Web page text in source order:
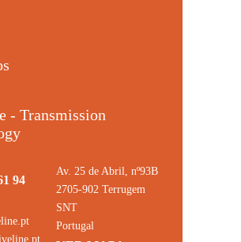
- Transmission
94
Av. 25 de Abril, nº93B
2705-902 Terrugem
SNT
Portugal